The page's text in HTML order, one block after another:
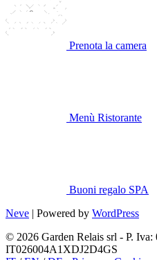
Prenota la camera
Menù Ristorante
Buoni regalo SPA
Neve | Powered by WordPress
© 2026 Garden Relais srl - P.
IT026004A1XDJ2D4GS